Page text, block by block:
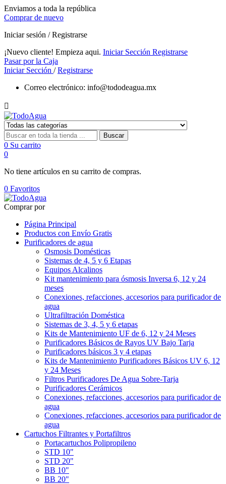
Enviamos a toda la república
Comprar de nuevo
Iniciar sesión / Registrarse
¡Nuevo cliente! Empieza aqui. Iniciar Sección Registrarse
Pasar por la Caja
Iniciar Sección /Registrarse
Correo electrónico: info@tododeagua.mx

Buscar
0 Su carrito
0
No tiene artículos en su carrito de compras.
0 Favoritos
Comprar por
Página Principal
Productos con Envío Gratis
Purificadores de agua
Osmosis Domésticas
Sistemas de 4, 5 y 6 Etapas
Equipos Alcalinos
Kit mantenimiento para ósmosis Inversa 6, 12 y 24
meses
Conexiones, refacciones, accesorios para purificador de
agua
Ultrafiltración Doméstica
Sistemas de 3, 4, 5 y 6 etapas
Kits de Mantenimiento UF de 6, 12 y 24 Meses
Purificadores Básicos de Rayos UV Bajo Tarja
Purificadores básicos 3 y 4 etapas
Kits de Mantenimiento Purificadores Básicos UV 6, 12
y 24 Meses
Filtros Purificadores De Agua Sobre-Tarja
Purificadores Cerámicos
Conexiones, refacciones, accesorios para purificador de
agua
Conexiones, refacciones, accesorios para purificador de
agua
Cartuchos Filtrantes y Portafiltros
Portacartuchos Polipropileno
STD 10"
STD 20"
BB 10"
BB 20"